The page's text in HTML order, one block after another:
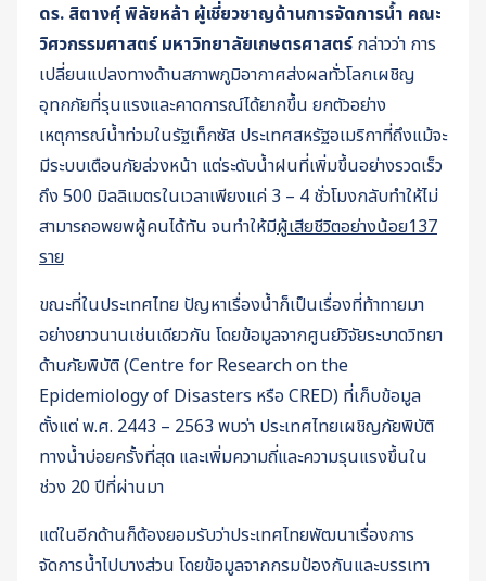
ดร. สิตางศุ์ พิลัยหล้า ผู้เชี่ยวชาญด้านการจัดการน้ำ คณะ
วิศวกรรมศาสตร์ มหาวิทยาลัยเกษตรศาสตร์ กล่าวว่า การ
เปลี่ยนแปลงทางด้านสภาพภูมิอากาศส่งผลทั่วโลกเผชิญ
อุทกภัยที่รุนแรงและคาดการณ์ได้ยากขึ้น ยกตัวอย่าง
เหตุการณ์น้ำท่วมในรัฐเท็กซัส ประเทศสหรัฐอเมริกาที่ถึงแม้จะ
มีระบบเตือนภัยล่วงหน้า แต่ระดับน้ำฝนที่เพิ่มขึ้นอย่างรวดเร็ว
ถึง 500 มิลลิเมตรในเวลาเพียงแค่ 3 – 4 ชั่วโมงกลับทำให้ไม่
สามารถอพยพผู้คนได้ทัน จนทำให้มีผู้เสียชีวิตอย่างน้อย137
ราย
ขณะที่ในประเทศไทย ปัญหาเรื่องน้ำก็เป็นเรื่องที่ท้าทายมา
อย่างยาวนานเช่นเดียวกัน โดยข้อมูลจากศูนย์วิจัยระบาดวิทยา
ด้านภัยพิบัติ (Centre for Research on the
Epidemiology of Disasters หรือ CRED) ที่เก็บข้อมูล
ตั้งแต่ พ.ศ. 2443 – 2563 พบว่า ประเทศไทยเผชิญภัยพิบัติ
ทางน้ำบ่อยครั้งที่สุด และเพิ่มความถี่และความรุนแรงขึ้นใน
ช่วง 20 ปีที่ผ่านมา
แต่ในอีกด้านก็ต้องยอมรับว่าประเทศไทยพัฒนาเรื่องการ
จัดการน้ำไปบางส่วน โดยข้อมูลจากกรมป้องกันและบรรเทา